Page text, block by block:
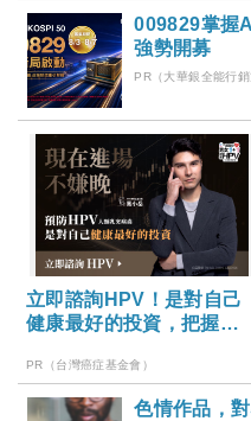
009829掌握
強勢開募
PR（大華銀全能行銷
立即諮詢HPV！是對自己
健康最好的投資，把握現
PR（台灣癌症基金會）
色情作品，